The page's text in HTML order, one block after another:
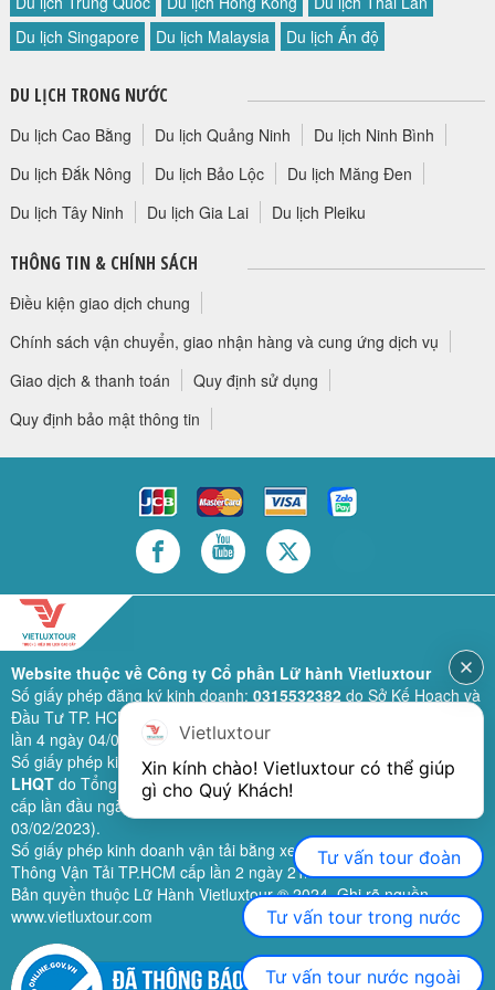
Du lịch Singapore
Du lịch Malaysia Du lịch Ấn độ
DU LỊCH TRONG NƯỚC
Du lịch Cao Bằng Du lịch Quảng Ninh
Du lịch Ninh Bình
Du lịch Đắk Nông
Du lịch Bảo Lộc
Du lịch Măng Đen
Du lịch Tây Ninh
Du lịch Gia Lai Du lịch Pleiku
THÔNG TIN & CHÍNH SÁCH
Điều kiện giao dịch chung
Chính sách vận chuyển, giao nhận hàng và cung ứng dịch vụ
Giao dịch & thanh toán
Quy định sử dụng
Quy định bảo mật thông tin
Website thuộc về Công ty Cổ phần Lữ hành Vietluxtour
Số giấy phép đăng ký kinh doanh: 0315532382do Sở Kế Hoạch và
Đầu Tư TP. HCM cấp lần đầu ngày 28/02/2019 (sửa đổi bổ sung
lần 4 ngày 04/06/2024).
Số giấy phép kinh doanh lữ hành quốc tế:79-1111/2019/TCDL-GP
LHQTdo Tổng Cục Du Lịch (nay là Cục Du lịch quốc gia Việt Nam)
cấp lần đầu ngày 26/09/2019 (sửa đổi, bổ sung lần 3 ngày
03/02/2023).
Số giấy phép kinh doanh vận tải bằng xe ô tô:11924do Sở Giao
Thông Vận Tải TP.HCM cấp lần 2 ngày 21/02/2023.
Bản quyền thuộc Lữ Hành Vietluxtour ® 2024. Ghi rõ nguồn
www.vietluxtour.com
Vietluxtour
Xin kính chào! Vietluxtour có thể giúp
gì cho Quý Khách!
Tư vấn tour đoàn
Tư vấn tour trong nước
Tư vấn tour nước ngoài